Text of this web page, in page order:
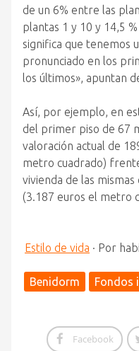
de un 6% entre las
plantas 1 y 10 y 14,5
significa que tenemos
pronunciado en los
los últimos», apuntan
Así, por ejemplo, en
del primer piso de 67
valoración actual de
metro cuadrado)
vivienda de las
(3.187 euros el metro
Estilo de vida · Por
Benidorm Fondos
Facebook